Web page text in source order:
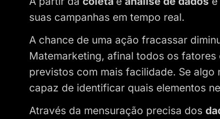
suas campanhas em tempo real.
A chance de uma ação fracassar
Matemarketing, afinal todos os
previstos com mais facilidade. Se
capaz de identificar quais elementos
Através da mensuração precisa dos